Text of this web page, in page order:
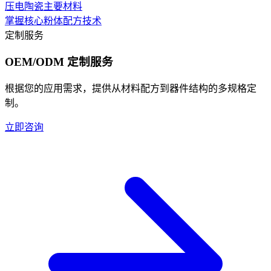
压电陶瓷主要材料
掌握核心粉体配方技术
定制服务
OEM/ODM 定制服务
根据您的应用需求，提供从材料配方到器件结构的多规格定
制。
立即咨询